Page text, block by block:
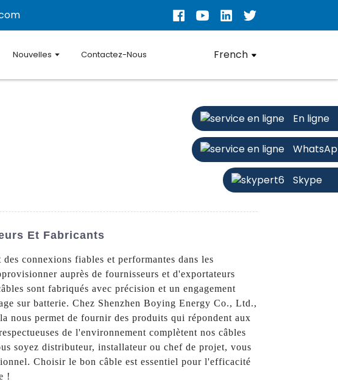
Nouvelles Contactez-Nous French
En ligne
Skype
Et Fabricants
connexions fiables et performantes dans les
auprès de fournisseurs et d'exportateurs
sont fabriqués avec précision et un engagement
sur batterie. Chez Shenzhen Boying Energy Co., Ltd.,
nous permet de fournir des produits qui répondent aux
de l'environnement complètent nos câbles
soyez distributeur, installateur ou chef de projet, vous
Choisir le bon câble est essentiel pour l'efficacité
!